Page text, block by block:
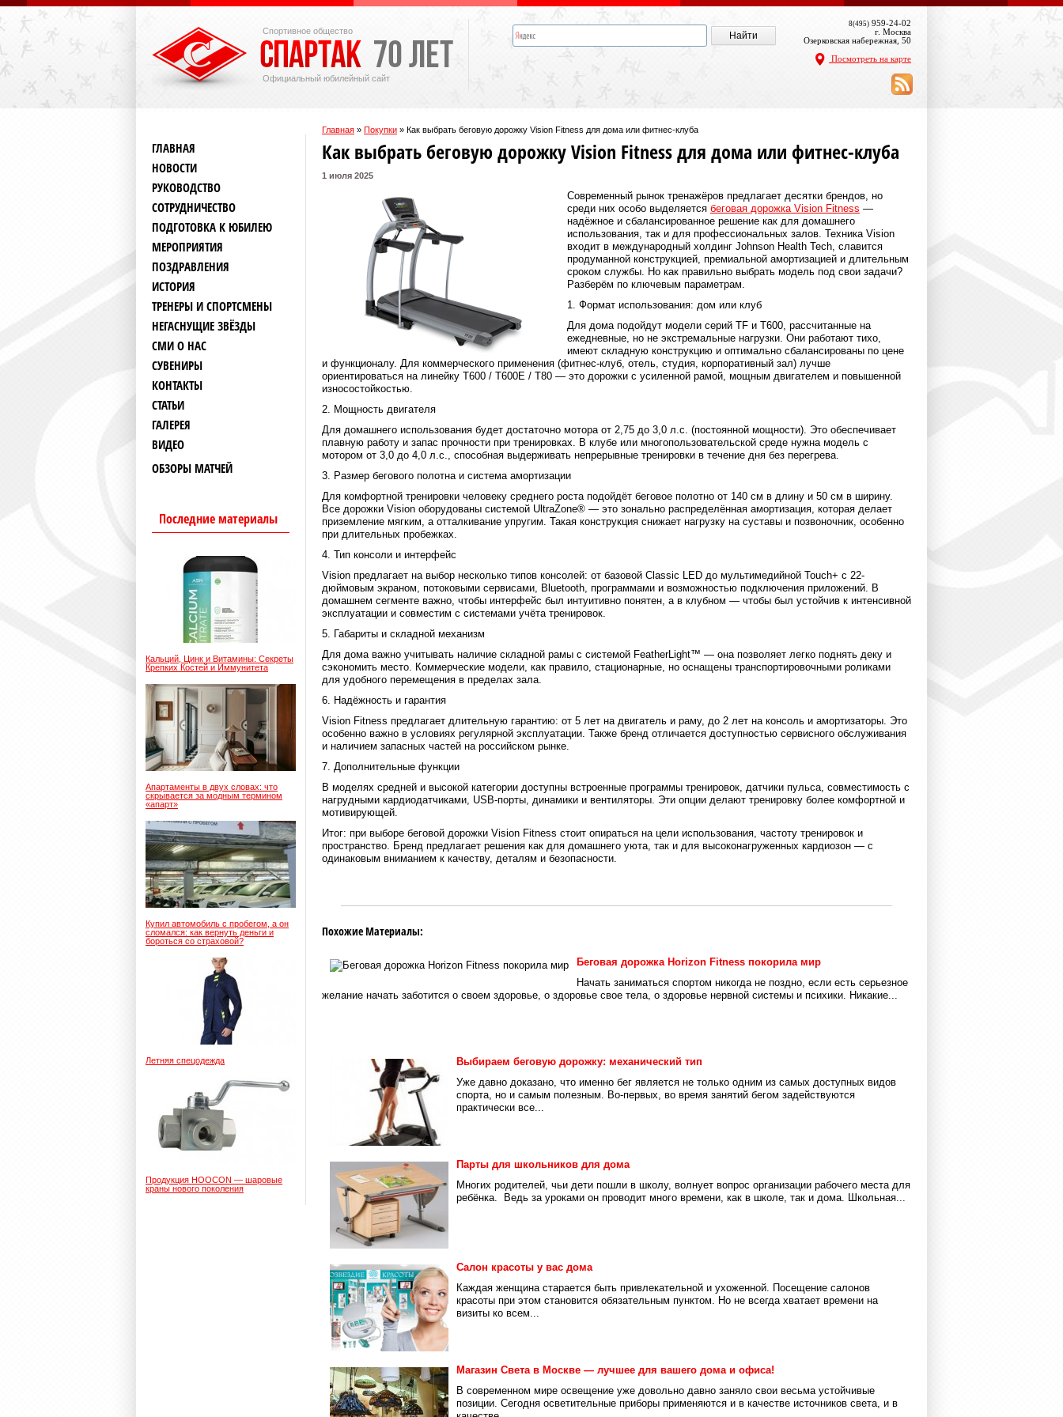
Спортивное общество
Официальный юбилейный сайт
8(495) 959-24-02
г. Москва
Озерковская набережная, 50
Посмотреть на карте
Главная » Покупки » Как выбрать беговую дорожку Vision Fitness для дома или фитнес-клуба
ГЛАВНАЯ
НОВОСТИ
РУКОВОДСТВО
СОТРУДНИЧЕСТВО
ПОДГОТОВКА К ЮБИЛЕЮ
МЕРОПРИЯТИЯ
ПОЗДРАВЛЕНИЯ
ИСТОРИЯ
ТРЕНЕРЫ И СПОРТСМЕНЫ
НЕГАСНУЩИЕ ЗВЁЗДЫ
СМИ О НАС
СУВЕНИРЫ
КОНТАКТЫ
СТАТЬИ
ГАЛЕРЕЯ
ВИДЕО
ОБЗОРЫ МАТЧЕЙ
Последние материалы
Кальций, Цинк и Витамины: Секреты
Крепких Костей и Иммунитета
Апартаменты в двух словах: что
скрывается за модным термином
«апарт»
Купил автомобиль с пробегом, а он
сломался: как вернуть деньги и
бороться со страховой?
Летняя спецодежда
Продукция HOOCON — шаровые
краны нового поколения
Как выбрать беговую дорожку Vision Fitness для дома или фитнес-клуба
1 июля 2025
Современный рынок тренажёров предлагает десятки брендов, но
среди них особо выделяется беговая дорожка Vision Fitness —
надёжное и сбалансированное решение как для домашнего
использования, так и для профессиональных залов. Техника Vision
входит в международный холдинг Johnson Health Tech, славится
продуманной конструкцией, премиальной амортизацией и длительным
сроком службы. Но как правильно выбрать модель под свои задачи?
Разберём по ключевым параметрам.
1. Формат использования: дом или клуб
Для дома подойдут модели серий TF и T600, рассчитанные на
ежедневные, но не экстремальные нагрузки. Они работают тихо,
имеют складную конструкцию и оптимально сбалансированы по цене
и функционалу. Для коммерческого применения (фитнес-клуб, отель, студия, корпоративный зал) лучше
ориентироваться на линейку T600 / T600E / T80 — это дорожки с усиленной рамой, мощным двигателем и повышенной
износостойкостью.
2. Мощность двигателя
Для домашнего использования будет достаточно мотора от 2,75 до 3,0 л.с. (постоянной мощности). Это обеспечивает
плавную работу и запас прочности при тренировках. В клубе или многопользовательской среде нужна модель с
мотором от 3,0 до 4,0 л.с., способная выдерживать непрерывные тренировки в течение дня без перегрева.
3. Размер бегового полотна и система амортизации
Для комфортной тренировки человеку среднего роста подойдёт беговое полотно от 140 см в длину и 50 см в ширину.
Все дорожки Vision оборудованы системой UltraZone® — это зонально распределённая амортизация, которая делает
приземление мягким, а отталкивание упругим. Такая конструкция снижает нагрузку на суставы и позвоночник, особенно
при длительных пробежках.
4. Тип консоли и интерфейс
Vision предлагает на выбор несколько типов консолей: от базовой Classic LED до мультимедийной Touch+ с 22-
дюймовым экраном, потоковыми сервисами, Bluetooth, программами и возможностью подключения приложений. В
домашнем сегменте важно, чтобы интерфейс был интуитивно понятен, а в клубном — чтобы был устойчив к интенсивной
эксплуатации и совместим с системами учёта тренировок.
5. Габариты и складной механизм
Для дома важно учитывать наличие складной рамы с системой FeatherLight™ — она позволяет легко поднять деку и
сэкономить место. Коммерческие модели, как правило, стационарные, но оснащены транспортировочными роликами
для удобного перемещения в пределах зала.
6. Надёжность и гарантия
Vision Fitness предлагает длительную гарантию: от 5 лет на двигатель и раму, до 2 лет на консоль и амортизаторы. Это
особенно важно в условиях регулярной эксплуатации. Также бренд отличается доступностью сервисного обслуживания
и наличием запасных частей на российском рынке.
7. Дополнительные функции
В моделях средней и высокой категории доступны встроенные программы тренировок, датчики пульса, совместимость с
нагрудными кардиодатчиками, USB-порты, динамики и вентиляторы. Эти опции делают тренировку более комфортной и
мотивирующей.
Итог: при выборе беговой дорожки Vision Fitness стоит опираться на цели использования, частоту тренировок и
пространство. Бренд предлагает решения как для домашнего уюта, так и для высоконагруженных кардиозон — с
одинаковым вниманием к качеству, деталям и безопасности.
Похожие Материалы:
Беговая дорожка Horizon Fitness покорила мир
Начать заниматься спортом никогда не поздно, если есть серьезное
желание начать заботится о своем здоровье, о здоровье свое тела, о здоровье нервной системы и психики. Никакие...
Выбираем беговую дорожку: механический тип
Уже давно доказано, что именно бег является не только одним из самых доступных видов
спорта, но и самым полезным. Во-первых, во время занятий бегом задействуются
практически все...
Парты для школьников для дома
Многих родителей, чьи дети пошли в школу, волнует вопрос организации рабочего места для
ребёнка. Ведь за уроками он проводит много времени, как в школе, так и дома. Школьная...
Салон красоты у вас дома
Каждая женщина старается быть привлекательной и ухоженной. Посещение салонов
красоты при этом становится обязательным пунктом. Но не всегда хватает времени на
визиты ко всем...
Магазин Света в Москве — лучшее для вашего дома и офиса!
В современном мире освещение уже довольно давно заняло свои весьма устойчивые
позиции. Сегодня осветительные приборы применяются и в качестве источников света, и в